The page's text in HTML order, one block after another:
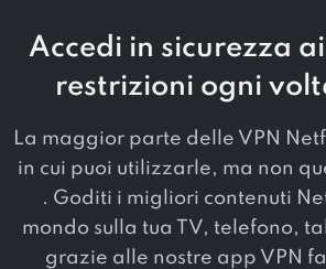
Accedi in sicurezza
restrizioni ogni
La maggior parte delle VPN
in cui puoi utilizzarle, ma non
. Goditi i migliori contenuti
mondo sulla tua TV, telefono,
grazie alle nostre app VPN